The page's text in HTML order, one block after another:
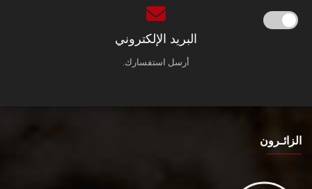
البريد الإلكتروني
أرسل استفسارك.
الزائـرون